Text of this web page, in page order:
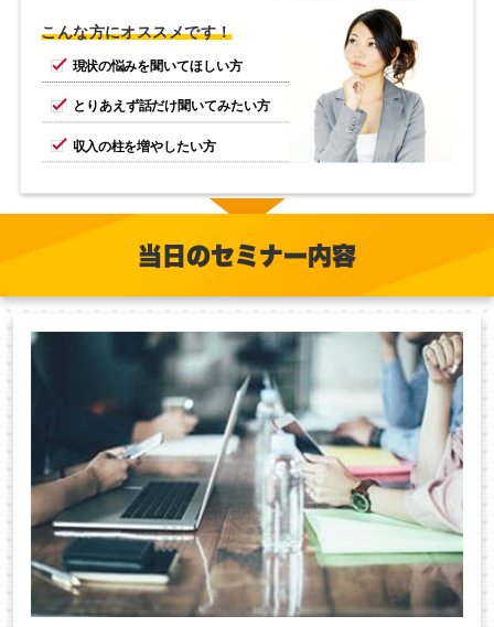
こんな方にオススメです！
現状の悩みを聞いてほしい方
とりあえず話だけ聞いてみたい方
収入の柱を増やしたい方
当日のセミナー内容